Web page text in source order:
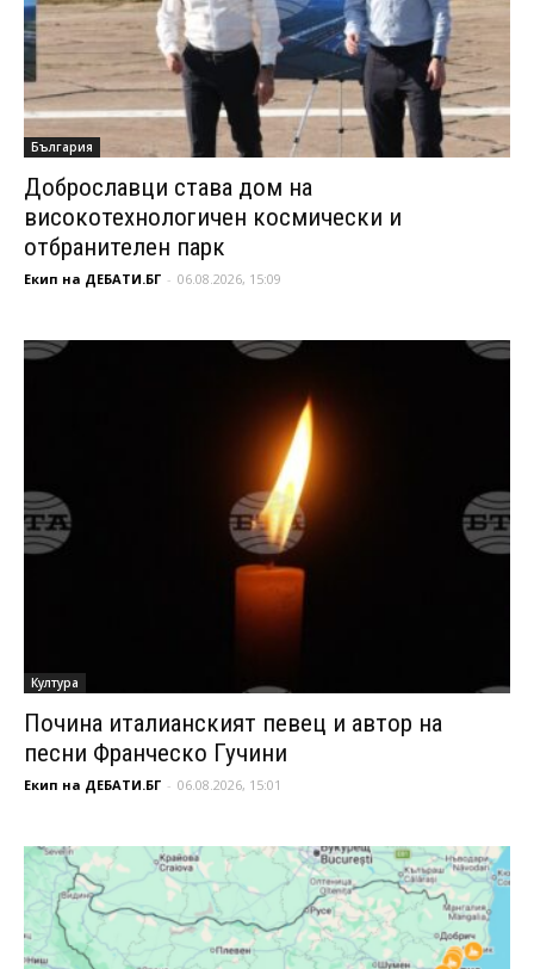
България
Доброславци става дом на
високотехнологичен космически и
отбранителен парк
Екип на ДЕБАТИ.БГ - 06.08.2026, 15:09
Култура
Почина италианският певец и автор на
песни Франческо Гучини
Екип на ДЕБАТИ.БГ - 06.08.2026, 15:01